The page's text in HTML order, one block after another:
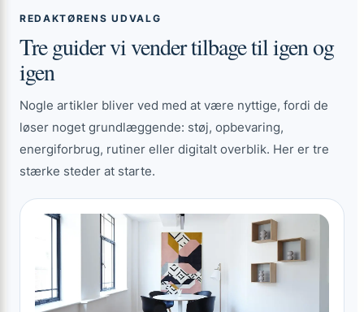
REDAKTØRENS UDVALG
Tre guider vi vender tilbage til igen og
igen
Nogle artikler bliver ved med at være nyttige, fordi de
løser noget grundlæggende: støj, opbevaring,
energiforbrug, rutiner eller digitalt overblik. Her er tre
stærke steder at starte.